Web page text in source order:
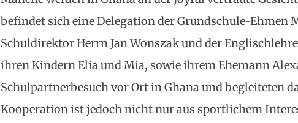
befindet sich eine Delegation der Grundschule-Ehmen
Schuldirektor Herrn Jan Wonszak und der
ihren Kindern Elia und Mia, sowie ihrem Ehemann
Schulpartnerbesuch vor Ort in Ghana und begleiteten
Kooperation ist jedoch nicht nur aus sportlichem